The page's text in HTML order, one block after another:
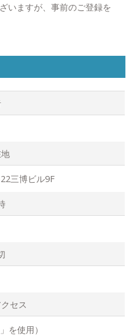
いますが、事前のご登録を
三博ビル9F
セス
を使用）